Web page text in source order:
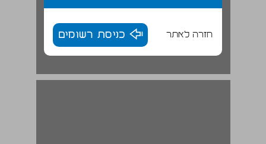
חזרה לאתר כניסת רשומים